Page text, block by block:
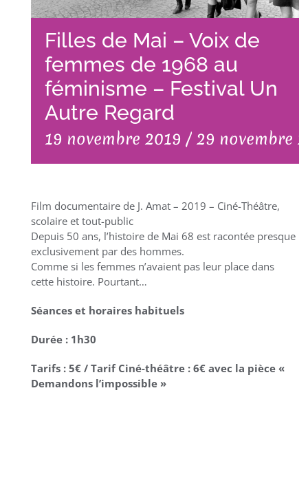
Filles de Mai – Voix de
femmes de 1968 au
féminisme – Festival Un
Autre Regard
19 novembre 2019 / 29 novembre
Film documentaire de J. Amat – 2019 – Ciné-Théâtre,
scolaire et tout-public
Depuis 50 ans, l’histoire de Mai 68 est racontée presque
exclusivement par des hommes.
Comme si les femmes n’avaient pas leur place dans
cette histoire. Pourtant…
Séances et horaires habituels
Durée : 1h30
Tarifs : 5€ / Tarif Ciné-théâtre : 6€ avec la pièce «
Demandons l’impossible »